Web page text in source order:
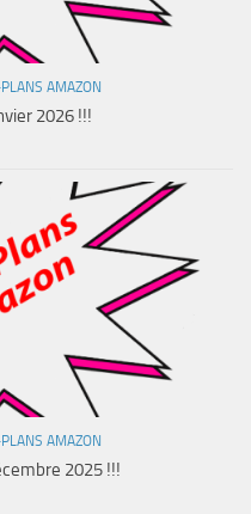
AMAZON
2026 !!!
AMAZON
2025 !!!